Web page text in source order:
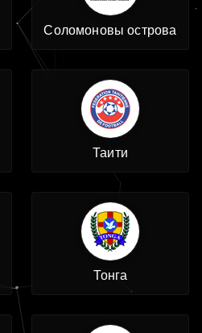
Соломоновы острова
Таити
Тонга